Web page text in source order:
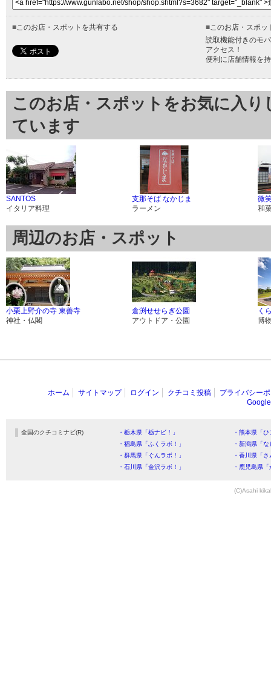
■このお店・スポットを共有する ■このお店・スポッ
読取機能付きのモ
アクセス！
便利に店舗情報を
このお店・スポットをお気に入
ています
SANTOS
イタリア料理
支那そば なかじま
ラーメン
微
和
周辺のお店・スポット
小栗上野介の寺 東善寺
神社・仏閣
倉渕せせらぎ公園
アウトドア・公園
く
博
ホーム サイトマップ ログイン クチコミ投稿
プライバシー
全国のクチコミナビ(R) ・栃木県「栃ナビ！」
・熊本県「
・福島県「ふくラボ！」
・新潟県「
・群馬県「ぐんラボ！」
・香川県「
・石川県「金沢ラボ！」
・鹿児島県
(C)Asahi